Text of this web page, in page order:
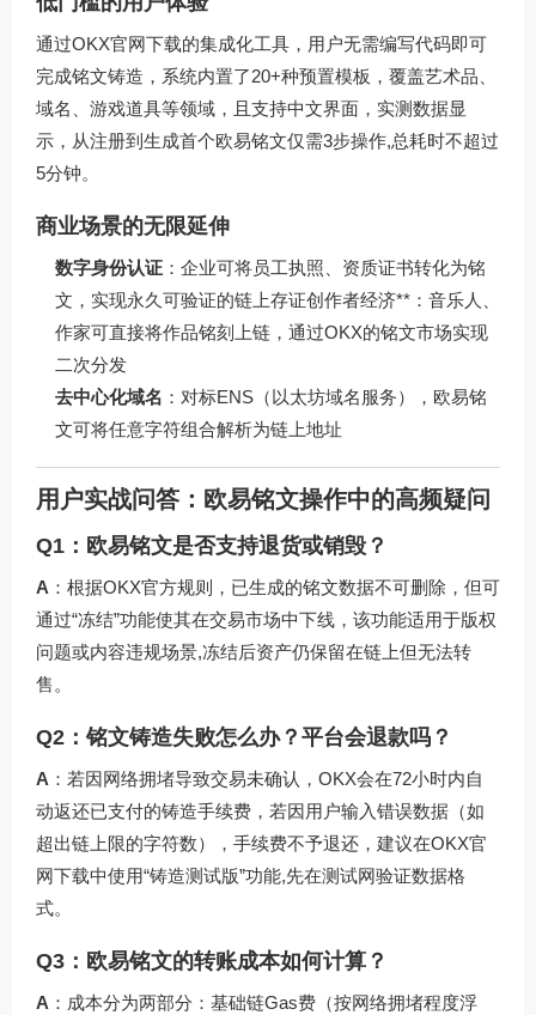
通过OKX官网下载的集成化工具，用户无需编写代码即可
完成铭文铸造，系统内置了20+种预置模板，覆盖艺术品、
域名、游戏道具等领域，且支持中文界面，实测数据显
示，从注册到生成首个欧易铭文仅需3步操作,总耗时不超过
5分钟。
商业场景的无限延伸
数字身份认证 ：企业可将员工执照、资质证书转化为铭
文，实现永久可验证的链上存证创作者经济**：音乐人、
作家可直接将作品铭刻上链，通过OKX的铭文市场实现
二次分发
去中心化域名 ：对标ENS（以太坊域名服务），欧易铭
文可将任意字符组合解析为链上地址
用户实战问答：欧易铭文操作中的高频疑问
Q1：欧易铭文是否支持退货或销毁？
A ：根据OKX官方规则，已生成的铭文数据不可删除，但可
通过“冻结”功能使其在交易市场中下线，该功能适用于版权
问题或内容违规场景,冻结后资产仍保留在链上但无法转
售。
Q2：铭文铸造失败怎么办？平台会退款吗？
A ：若因网络拥堵导致交易未确认，OKX会在72小时内自
动返还已支付的铸造手续费，若因用户输入错误数据（如
超出链上限的字符数），手续费不予退还，建议在OKX官
网下载中使用“铸造测试版”功能,先在测试网验证数据格
式。
Q3：欧易铭文的转账成本如何计算？
A ：成本分为两部分：基础链Gas费（按网络拥堵程度浮